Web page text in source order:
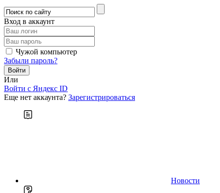
Вход в аккаунт
Чужой компьютер
Забыли пароль?
Или
Войти c Яндекс ID
Еще нет аккаунта? Зарегистрироваться
Новости